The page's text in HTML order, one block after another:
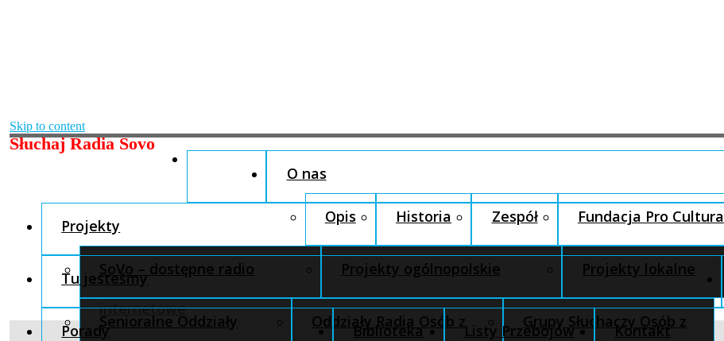
Skip to content
Słuchaj Radia Sovo
O nas
Opis Historia Zespół Fundacja Pro Cultura
Projekty
SoVo – dostępne radio
internetowe
Projekty ogólnopolskie Projekty lokalne
Tu jesteśmy
Senioralne Oddziały Oddziały Radia Osób z Grupy Słuchaczy Osób z
Porady Biblioteka Listy Przebojów Kontakt